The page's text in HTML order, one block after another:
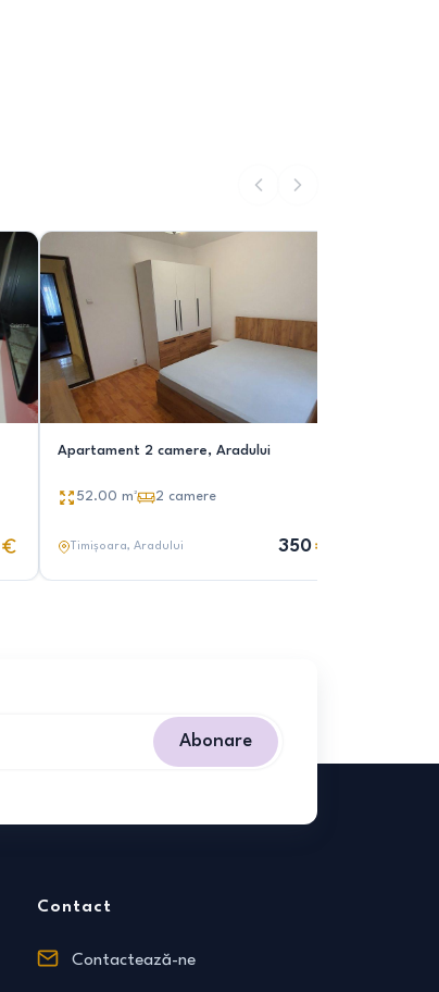
Apartament 2 camere, Aradului
52.00 m² 2 camere
Timișoara, Aradului 350
Abonare
Contact
Contactează-ne